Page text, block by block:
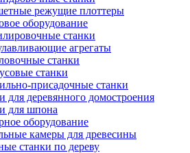
режущие плоттеры
оборудование
станки
агрегаты
станки
станки
присадочные станки
для деревянного домостроения
для шпона
оборудование
камеры для древесины
станки по дереву